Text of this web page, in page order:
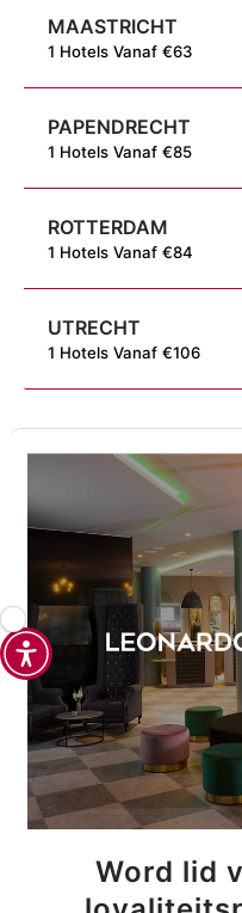
MAASTRICHT
1 Hotels Vanaf €63
PAPENDRECHT
1 Hotels Vanaf €85
ROTTERDAM
1 Hotels Vanaf €84
UTRECHT
1 Hotels Vanaf €106
Word lid